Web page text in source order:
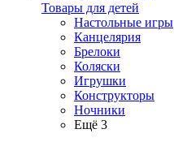
Товары для детей
Настольные игры
Канцелярия
Брелоки
Коляски
Игрушки
Конструкторы
Ночники
Ещё 3